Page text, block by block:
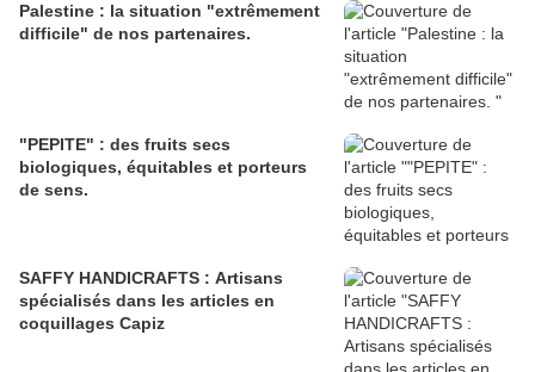
Palestine : la situation "extrêmement
difficile" de nos partenaires.
"PEPITE" : des fruits secs
biologiques, équitables et porteurs
de sens.
SAFFY HANDICRAFTS : Artisans
spécialisés dans les articles en
coquillages Capiz